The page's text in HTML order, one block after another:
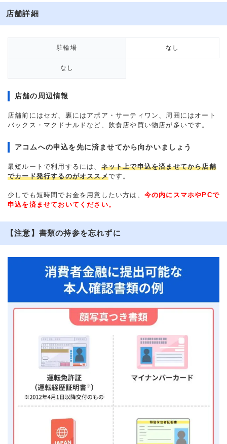
店舗詳細
駐輪場 なし
なし
店舗の周辺情報
店舗前にはセガ、裏にはアポア・サーティワン、周囲にはオート
バックス・マクドナルドなど、飲食店や買い物店が多いです。
アコムへの申込を先に済ませてから向かいましょう
最短ルートで利用するには、 ネット上で申込を済ませてから店舗
でカード発行するのがオススメです。
少しでも短時間でお金を用意したい方は、 今の内にスマホやPCで
申込を済ませておいてください。
【注意】書類の持参を忘れずに